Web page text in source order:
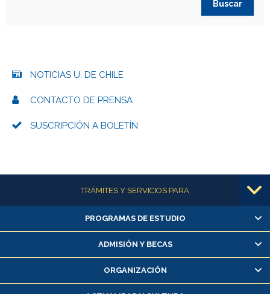
NOTICIAS U. DE CHILE
CONTACTO DE PRENSA
SUSCRIPCIÓN A BOLETÍN
Más informaciónTRÁMITES Y SERVICIOS PARA
Alumnas/os y exalumnas/os
Matrícula en línea
Inscripción y cambio de asignaturas
Consulta y certificado de notas
PROGRAMAS DE ESTUDIO
ADMISIÓN Y BECAS
ORGANIZACIÓN